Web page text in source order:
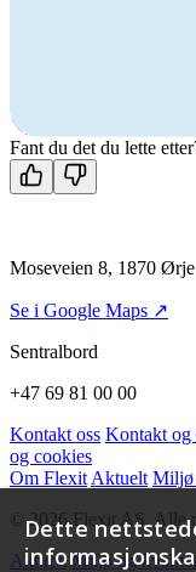
Kontakt oss
Fant du det du lette
Moseveien 8, 1870 Ørje
Se i Google Maps ↗
Sentralbord
+47 69 81 00 00
Kontakt oss Kontakt og
og cookies
Om Flexit Aktuelt Miljø
© 2026 Flexit AS. Alle
Aktuelt Miljø og
Dette